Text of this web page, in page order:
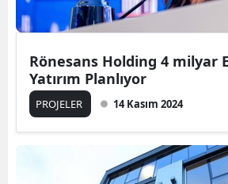
Rönesans Holding 4 milyar
Yatırım Planlıyor
PROJELER 14 Kasım 2024